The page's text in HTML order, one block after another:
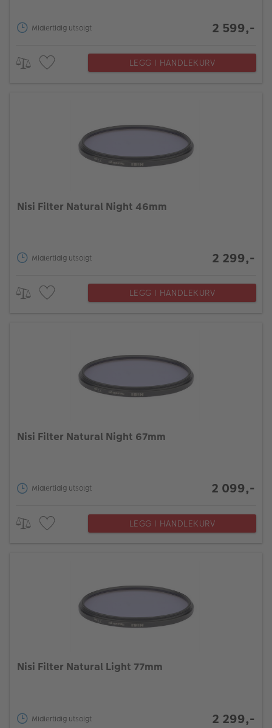
Midlertidig utsolgt 2 599,-
LEGG I HANDLEKURV
Nisi Filter Natural Night 46mm
Midlertidig utsolgt 2 299,-
LEGG I HANDLEKURV
Nisi Filter Natural Night 67mm
Midlertidig utsolgt 2 099,-
LEGG I HANDLEKURV
Nisi Filter Natural Light 77mm
Midlertidig utsolgt 2 299,-